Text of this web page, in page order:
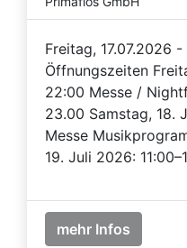
Freitag, 17.07.2026
Öffnungszeiten
22:00 Messe /
23.00 Samstag, 18.
Messe
19. Juli 2026:
mehr Infos